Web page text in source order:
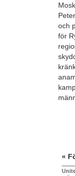
och
för
«